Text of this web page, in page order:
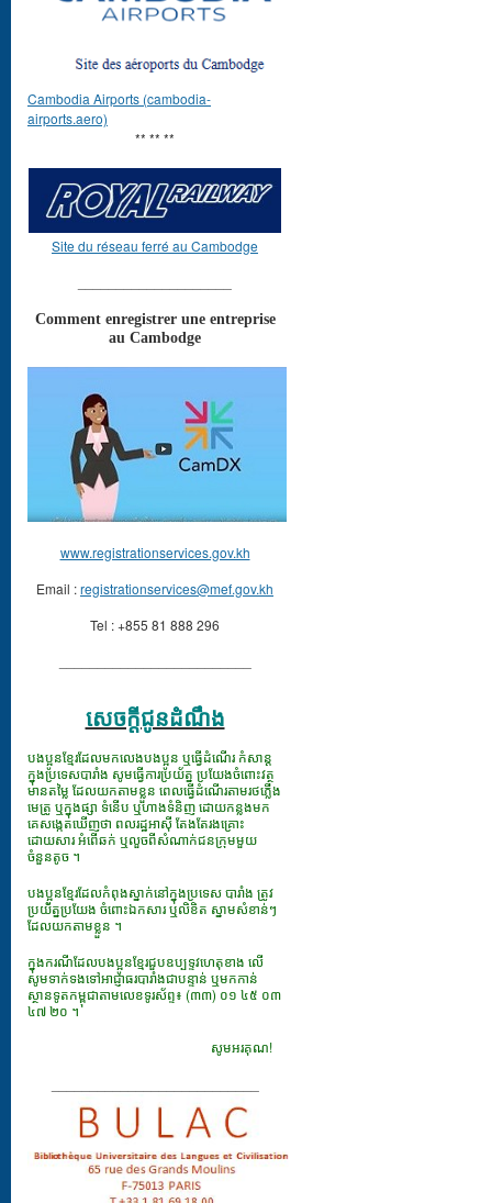
Cambodia Airports (cambodia-
airports.aero)
** ** **
Site du réseau ferré au Cambodge
Comment enregistrer une entreprise
au Cambodge
www.registrationservices.gov.kh
Email :registrationservices@mef.gov.kh
Tel : +855 81 888 296
សេចក្ដីជូនដំណឹង
បងប្អូនខ្មែរដែលមកលេងបងប្អូន ឬធ្វើដំណើរ កំសាន្ត
ក្នុងប្រទេសបារាំង សូមធ្វើការប្រយ័ត្ន ប្រយែងចំពោះវត្ថុ
មានតម្លៃ ដែលយកតាមខ្លួន ពេលធ្វើដំណើរតាមរថភ្លើង
មេត្រូ ឬក្នុងផ្សា ទំនើប ឬហាងទំនិញ ដោយកន្លងមក
គេសង្កេតឃើញថា ពលរដ្ឋអាស៊ី តែងតែរងគ្រោះ
ដោយសារ អំពើឆក់ ឬលួចពីសំណាក់ជនក្រុមមួយ
ចំនួនតូច ។
បងប្អូនខ្មែរដែលកំពុងស្នាក់នៅក្នុងប្រទេស បារាំង ត្រូវ
ប្រយ័ត្នប្រយែង ចំពោះឯកសារ​ ឬលិខិត ស្នាមសំខាន់ៗ
ដែលយកតាមខ្លួន ។
ក្នុងករណីដែលបងប្អូនខ្មែរជួបឧប្បទ្ទវហេតុខាង លើ
សូមទាក់ទងទៅអាជ្ញាធរបារាំងជាបន្ទាន់ ឬមកកាន់
ស្ថានទូតកម្ពុជាតាមលេខទូរស័ព្ទ៖ (៣៣) ០១ ៤៥ ០៣
៤៧ ២០ ។
សូមអរគុណ!